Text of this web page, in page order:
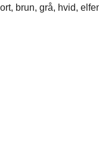
brun, grå, hvid,